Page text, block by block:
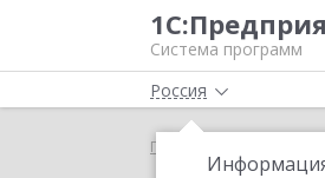
Система программ
Россия
Главная